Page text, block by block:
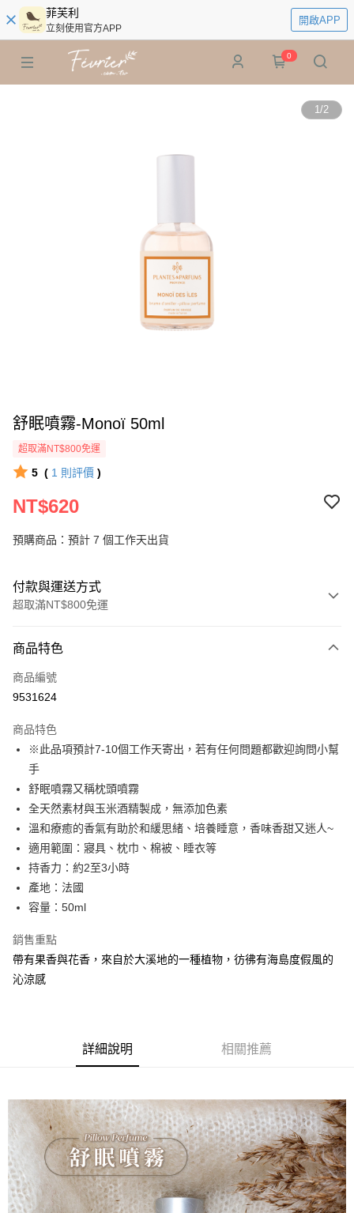
菲芙利
立刻使用官方APP
開啟APP
0
1/2
舒眠噴霧-Monoï 50ml
超取滿NT$800免運
5 ( 1 則評價 )
NT$620
預購商品：預計 7 個工作天出貨
付款與運送方式
超取滿NT$800免運
信用卡一次付款
信用卡分期付款
合作金庫商業銀行
華南商業銀行
彰化商業銀行
上海商業儲蓄銀行
國泰世華商業銀行
臺灣中小企業銀行
台中商業銀行
匯豐（台灣）商業銀行
華泰商業銀行
聯邦商業銀行
遠東國際商業銀行
元大商業銀行
永豐商業銀行
玉山商業銀行
台新國際商業銀行
台灣樂天信用卡公司
6 期 0 利率 每期
華南商業銀行
上海商業儲蓄銀行
國泰世華商業銀行
兆豐國際商業銀行
臺灣中小企業銀行
台中商業銀行
匯豐（台灣）商業銀行
華泰商業銀行
聯邦商業銀行
元大商業銀行
玉山商業銀行
台新國際商業銀行
超商取貨付款
LINE Pay
Apple Pay
街口支付
悠遊付
Google Pay
全盈+PAY
AFTEE先享後付
１．簡單：不需註冊會員、不需綁卡、不需儲值。
２．便利：只要手機號碼，簡訊認證，即可結帳。
【「AFTEE先享後付」結帳流程】
１．於結帳方式選擇「AFTEE先享後付」後，將跳轉至「AFTEE先享後付」
結帳頁面，進行簡訊認證並確認金額後，即可完成結帳。
２．訂單成立數日內，您將收到繳費通知簡訊。
３．收到繳費通知簡訊後14天內，點擊此簡訊中的連結，可透過四大超商／
ATM／網路銀行／等多元方式進行付款，方視為交易完成。
※ 請注意：結帳手續完成當下不需立刻繳費，但若您需要取消訂單，請聯絡
購買商品的店家。未經商家同意取消之訂單仍視為有效，需透過AFTEE先享
付款後全家取貨
每筆NT$60，滿NT$800(含以上)免運費
7-11取貨付款
每筆NT$60，滿NT$800(含以上)免運費
付款後7-11取貨
商品特色
商品編號
9531624
商品特色
※此品項預計7-10個工作天寄出，若有任何問題都歡迎詢問小幫
手
舒眠噴霧又稱枕頭噴霧
全天然素材與玉米酒精製成，無添加色素
溫和療癒的香氣有助於和緩思緒、培養睡意，香味香甜又迷人~
適用範圍：寢具、枕巾、棉被、睡衣等
持香力：約2至3小時
產地：法國
容量：50ml
銷售重點
帶有果香與花香，來自於大溪地的一種植物，彷彿有海島度假風的
沁涼感
詳細說明 相關推薦